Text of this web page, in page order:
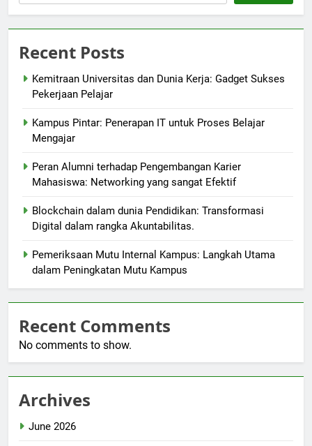
Recent Posts
Kemitraan Universitas dan Dunia Kerja: Gadget Sukses
Pekerjaan Pelajar
Kampus Pintar: Penerapan IT untuk Proses Belajar
Mengajar
Peran Alumni terhadap Pengembangan Karier
Mahasiswa: Networking yang sangat Efektif
Blockchain dalam dunia Pendidikan: Transformasi
Digital dalam rangka Akuntabilitas.
Pemeriksaan Mutu Internal Kampus: Langkah Utama
dalam Peningkatan Mutu Kampus
Recent Comments
No comments to show.
Archives
June 2026